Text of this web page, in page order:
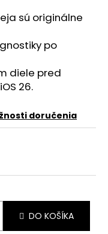
sú originálne
po
diele pred
26.
doručenia
DO KOŠÍKA